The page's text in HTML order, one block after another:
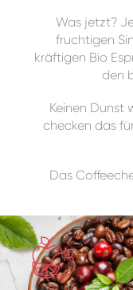
Was jetzt?
fruchtigen
kräftigen Bio
den
Keinen Dunst
checken das
Das